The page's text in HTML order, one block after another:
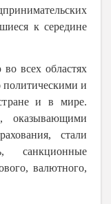
к середине
во всех областях
политическими и
и в мире.
оказывающими
стали
санкционные
валютного,